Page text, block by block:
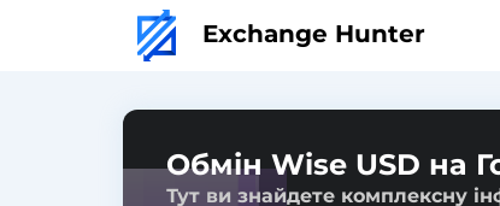
Exchange Hunter
Обмін Wise USD на
Тут ви знайдете комплексну